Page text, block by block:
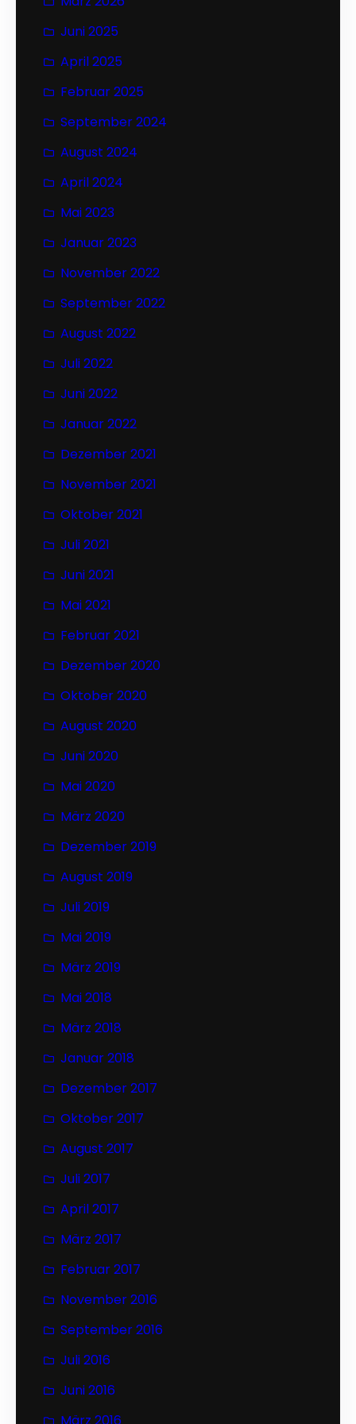
Juni 2025
April 2025
Februar 2025
September 2024
August 2024
April 2024
Mai 2023
Januar 2023
November 2022
September 2022
August 2022
Juli 2022
Juni 2022
Januar 2022
Dezember 2021
November 2021
Oktober 2021
Juli 2021
Juni 2021
Mai 2021
Februar 2021
Dezember 2020
Oktober 2020
August 2020
Juni 2020
Mai 2020
März 2020
Dezember 2019
August 2019
Juli 2019
Mai 2019
März 2019
Mai 2018
März 2018
Januar 2018
Dezember 2017
Oktober 2017
August 2017
Juli 2017
April 2017
März 2017
Februar 2017
November 2016
September 2016
Juli 2016
Juni 2016